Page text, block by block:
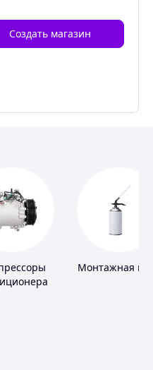
Создать магазин
Монтажная